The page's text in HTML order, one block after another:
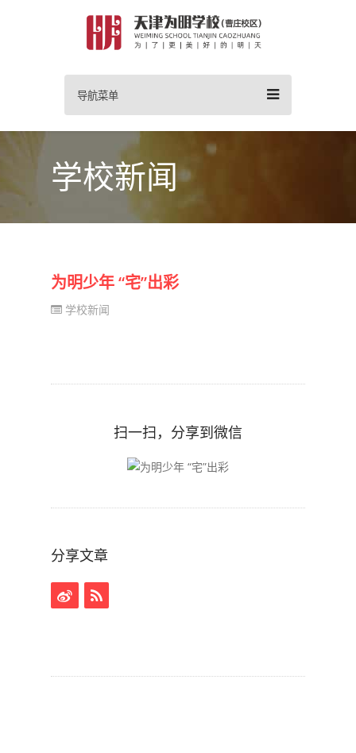
导航菜单
学校新闻
为明少年 “宅”出彩
学校新闻
扫一扫，分享到微信
分享文章